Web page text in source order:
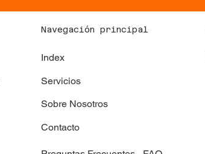
Navegación principal
Index
Servicios
Sobre Nosotros
Contacto